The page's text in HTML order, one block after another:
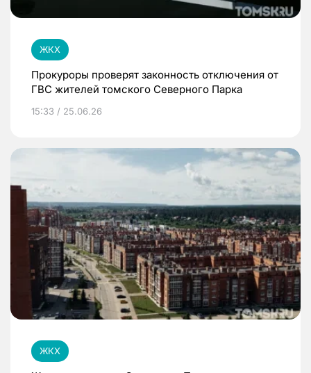
ЖКХ
Прокуроры проверят законность отключения от
ГВС жителей томского Северного Парка
15:33 / 25.06.26
ЖКХ